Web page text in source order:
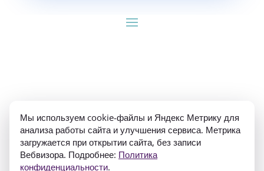
ИП Гуляев Е.А. ОГРН 310784709900570 ИНН
781020474307
Мы используем cookie-файлы и Яндекс Метрику для
анализа работы сайта и улучшения сервиса. Метрика
загружается при открытии сайта, без записи
Вебвизора. Подробнее: Политика
конфиденциальности.